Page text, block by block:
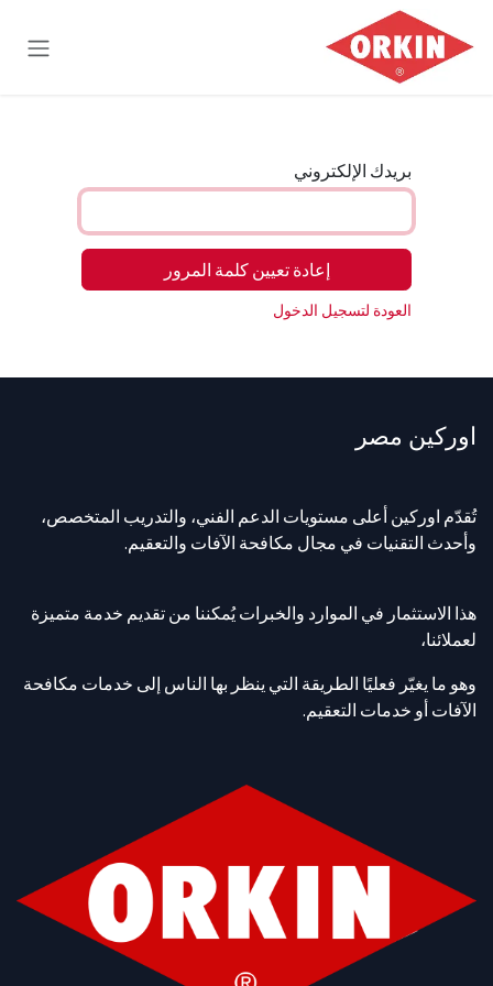
تخطي للذهاب إلى المحتوى
بريدك الإلكتروني
إعادة تعيين كلمة المرور
العودة لتسجيل الدخول
اوركين مصر
تُقدّم اوركين أعلى مستويات الدعم الفني، والتدريب المتخصص،
وأحدث التقنيات في مجال مكافحة الآفات والتعقيم.
هذا الاستثمار في الموارد والخبرات يُمكننا من تقديم خدمة متميزة
لعملائنا،
وهو ما يغيّر فعليًا الطريقة التي ينظر بها الناس إلى خدمات مكافحة
الآفات أو خدمات التعقيم.